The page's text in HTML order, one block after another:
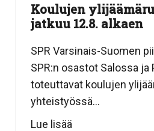
Koulujen
jatkuu 12.8. alkaen
SPR Varsinais-Suomen
SPR:n osastot Salossa ja
toteuttavat koulujen
yhteistyössä...
Lue lisää